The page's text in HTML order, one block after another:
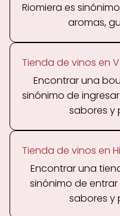
Riomiera es
aromas,
Tienda de vinos en
Encontrar una
sinónimo de
sabores y
Tienda de vinos en
Encontrar una
sinónimo de
sabores y